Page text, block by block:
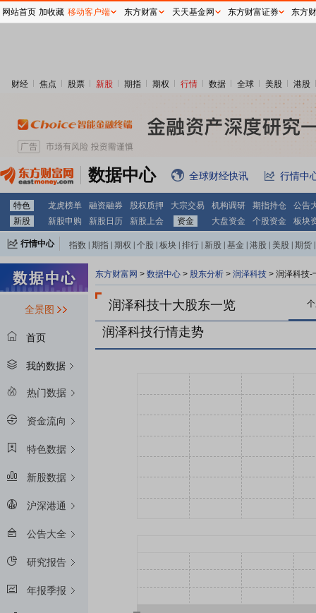
财经 焦点 股票 新股 期指 期权 行情 数据 全球 美股 港股
数据中心 全球财经快讯 行情中
特色 龙虎榜单 融资融券 股权质押 大宗交易 机构调研 期指持仓
公告
新股
新股申购 新股日历 新股上会 资金 大盘资金 个股资金 板块
行情中心 指数 期指 期权 个股 板块 排行 新股 基金 港股 美股 期货
全景图
首页
我的数据
热门数据
资金流向
特色数据
新股数据
沪深港通
公告大全
研究报告
年报季报
东方财富网 > 数据中心 > 股东分析 > 润泽科技 > 润泽科技-
润泽科技十大股东一览
润泽科技行情走势
网站首页 加收藏 移动客户端 东方财富 天天基金网 东方财富证券 东方